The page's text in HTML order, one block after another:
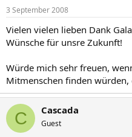
3 September 2008
Vielen vielen lieben Dank
Wünsche für unsre Zukunft!
Würde mich sehr freuen,
Mitmenschen finden
C Cascada
Guest